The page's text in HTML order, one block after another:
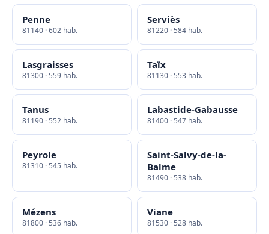
Penne
81140 · 602 hab.
Serviès
81220 · 584 hab.
Lasgraisses
81300 · 559 hab.
Taïx
81130 · 553 hab.
Tanus
81190 · 552 hab.
Labastide-Gabausse
81400 · 547 hab.
Peyrole
81310 · 545 hab.
Saint-Salvy-de-la-
Balme
81490 · 538 hab.
Mézens
81800 · 536 hab.
Viane
81530 · 528 hab.